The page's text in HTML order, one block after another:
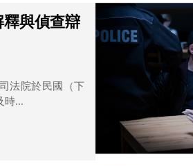
釋與偵查辯
法院於民國（下
時...